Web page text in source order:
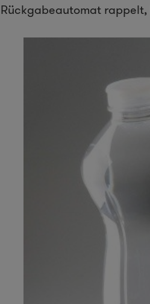
Rückgabeautomat